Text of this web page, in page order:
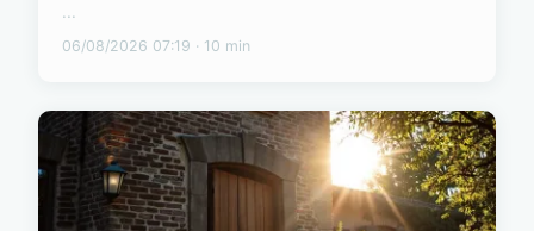
...
06/08/2026 07:19 · 10 min